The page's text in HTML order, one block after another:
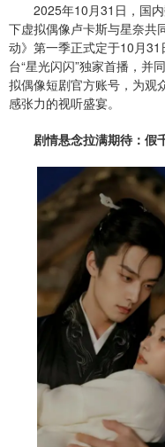
2025年10月31日，国
下虚拟偶像卢卡斯与星奈共
动》第一季正式定于10月
台“星光闪闪”独家首播，并
拟偶像短剧官方账号，为观
感张力的视听盛宴。
剧情悬念拉满期待：假